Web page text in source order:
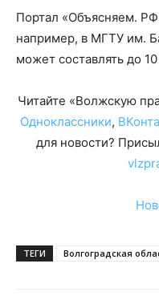
Портал «Объясняем.
например, в МГТУ им.
может составлять до
Читайте «Волжскую
Одноклассники,
для новости?
ТЕГИ Волгоградская